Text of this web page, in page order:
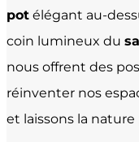
pot élégant au-
coin lumineux du
nous offrent des
réinventer nos
et laissons la